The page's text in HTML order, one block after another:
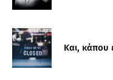
Και, κάπου